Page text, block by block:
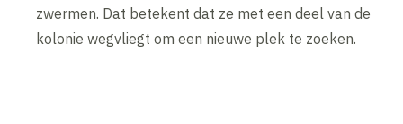
zwermen. Dat betekent dat ze met een deel van de
kolonie wegvliegt om een nieuwe plek te zoeken.